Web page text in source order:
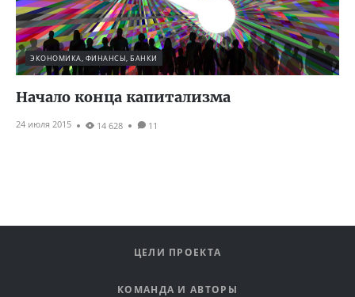
ЭКОНОМИКА, ФИНАНСЫ, БАНКИ
Начало конца капитализма
24 июля 2015 14 628 11
ЦЕЛИ ПРОЕКТА
КОМАНДА И АВТОРЫ